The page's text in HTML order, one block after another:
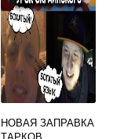
НОВАЯ ЗАПРАВКА